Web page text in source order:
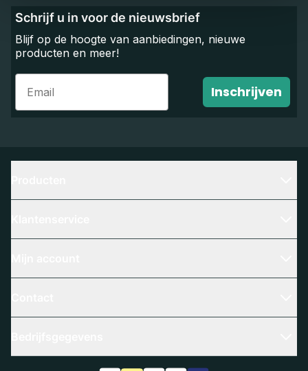
Schrijf u in voor de nieuwsbrief
Blijf op de hoogte van aanbiedingen, nieuwe
producten en meer!
Email
Inschrijven